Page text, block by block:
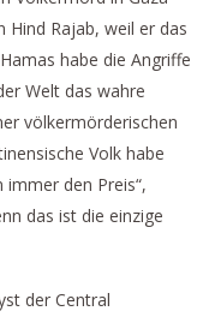
Rajab, weil er das
habe die Angriffe
Welt das wahre
völkermörderischen
Volk habe
immer den Preis“,
das ist die einzige
der Central